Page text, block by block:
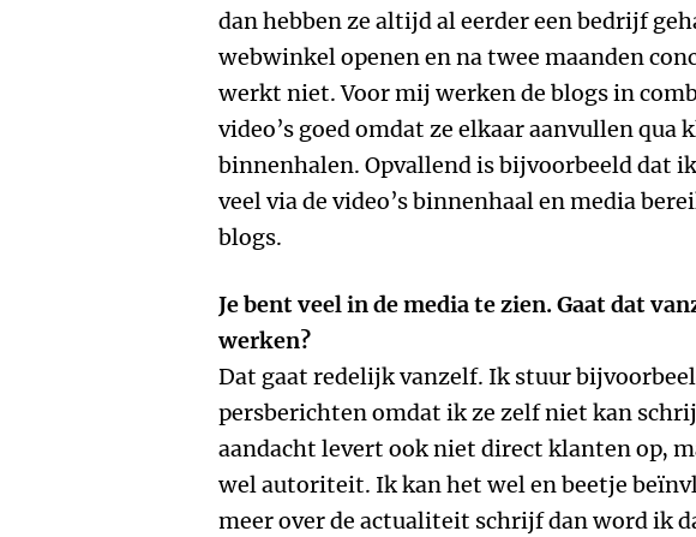
dan hebben ze altijd al eerder een bedrijf
webwinkel openen en na twee maanden
werkt niet. Voor mij werken de blogs in
video’s goed omdat ze elkaar aanvullen qua
binnenhalen. Opvallend is bijvoorbeeld dat
veel via de video’s binnenhaal en media
blogs.
Je bent veel in de media te zien. Gaat dat
werken?
Dat gaat redelijk vanzelf. Ik stuur
persberichten omdat ik ze zelf niet kan
aandacht levert ook niet direct klanten op,
wel autoriteit. Ik kan het wel en beetje
meer over de actualiteit schrijf dan word ik